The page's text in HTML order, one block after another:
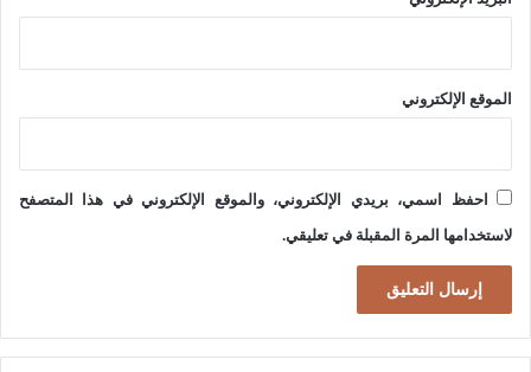
ن
؟
الموقع الإلكتروني
احفظ اسمي، بريدي الإلكتروني، والموقع الإلكتروني في هذا المتصفح
لاستخدامها المرة المقبلة في تعليقي.